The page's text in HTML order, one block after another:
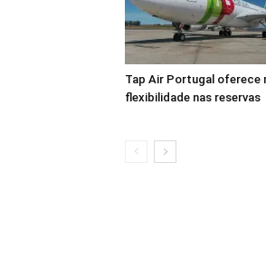
Tap Air Portugal oferece
flexibilidade nas reservas